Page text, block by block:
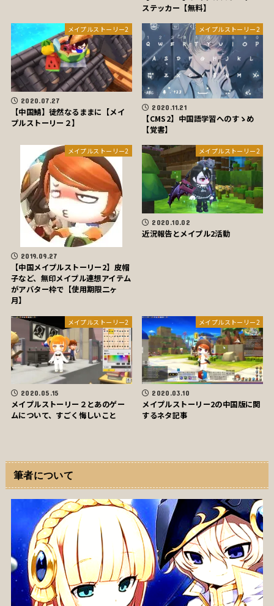
ステッカー【無料】
メイプルストーリー2
2020.07.27
【中国鯖】徒然なるままに【メイ
プルストーリー２】
メイプルストーリー2
2020.11.21
【CMS2】中国語学習へのすゝめ
【覚書】
メイプルストーリー2
2019.09.27
【中国メイプルストーリー2】皮帽
子など、無印メイプル連想アイテム
がアバター枠で【使用期限二ヶ
月】
メイプルストーリー2
2020.10.02
近況報告とメイプル2活動
メイプルストーリー2
2020.05.15
メイプルストーリー２とあのゲー
ムについて、すごく悔しいこと
メイプルストーリー2
2020.03.10
メイプルストーリー2の中国版に関
するネタ記事
筆者について